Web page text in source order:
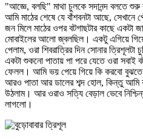
"আজ্ঞে, বলছি" মাথা চুলকে সদানন্দ বলতে
আমি মাঠের শেষে যে বাঁশবনটা আছে, সেখানে
জন মিলে মাঠের ওপর বটগাছটার কাছে একটা
মোবাইলের আলো জ্বলছিল। একটু এগিয়ে
পেলাম, ওরা শিবরাত্রির দিন সোনার ত্রিশূলটা
একটা শুকনো পাতায় পা পরে যেতে ওরা সবাই
ফেলল। আমি ভয় পেয়ে গিয়ে কি করবো বুঝতে
আরও পাতা আর ডালের শব্দ হোল, কিন্তু আমি
উঠলাম। আর ওরাও সত্যি বেড়াল ভেবে
লাগলো।